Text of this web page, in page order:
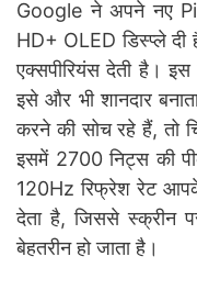
Google ने अपने नए
HD+ OLED डिस्प्ले
एक्सपीरियंस देती है।
इसे और भी शानदार
करने की सोच रहे हैं, तो
इसमें 2700 निट्स की
120Hz रिफ्रेश रेट
देता है, जिससे स्क्रीन
बेहतरीन हो जाता है।